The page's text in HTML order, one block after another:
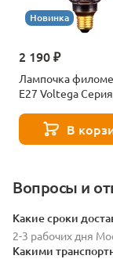
Новинка
2 190 ₽
Лампочка
Е27 Voltega
В
Вопросы и
Какие сроки
2-3 рабочих дня
Какими